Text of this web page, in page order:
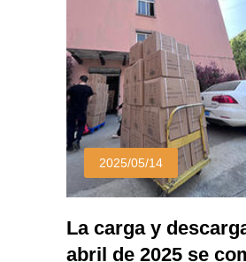
hace que estas pistolas de
usan ampliamente en varios
2025/05/14
La carga y
abril de 2025 se